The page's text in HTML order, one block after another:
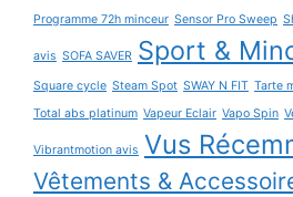
Programme 72h minceur Sensor Pro Sweep
avis SOFA SAVER Sport &
Square cycle Steam Spot SWAY N FIT Tarte
Total abs platinum Vapeur Eclair Vapo Spin
Vibrantmotion avis Vus
Vêtements &